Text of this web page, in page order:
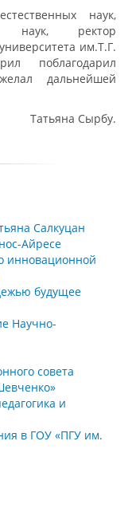
наук,
наук, ректор
им.Т.Г.
поблагодарил
дальнейшей
Татьяна Сырбу.
Салкуцан
Айресе
инновационной
будущее
Научно-
совета
и
в ГОУ «ПГУ им.